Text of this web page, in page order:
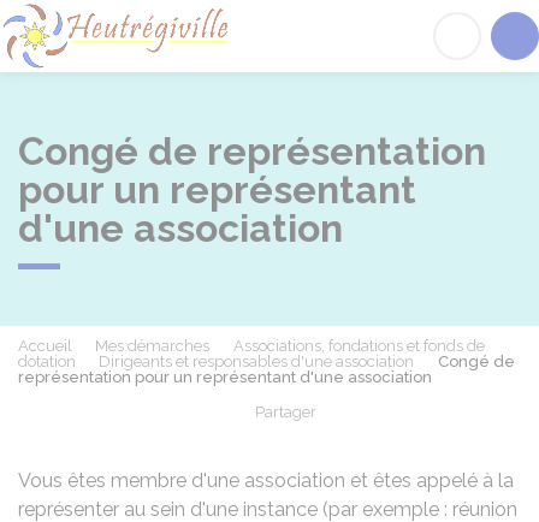
Congé de représentation
pour un représentant
d'une association
Accueil Mes démarches
Associations, fondations et fonds de
dotation
Dirigeants et responsables d'une association
Congé de
représentation pour un représentant d'une association
Partager
Vous êtes membre d'une association et êtes appelé à la
représenter au sein d'une instance (par exemple : réunion